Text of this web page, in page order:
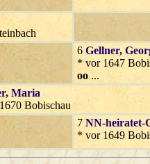
6 Gellner,
* vor 1647
oo ...
, Maria
Bobischau
7 NN-heiratet-
* vor 1649